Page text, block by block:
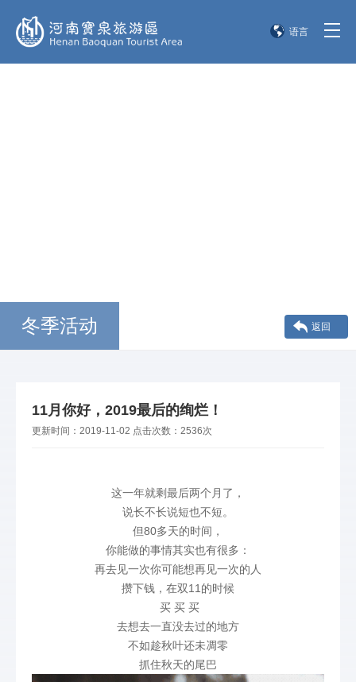
语言
冬季活动 返回
11月你好，2019最后的绚烂！
更新时间： 2019-11-02 点击次数： 2536次
这一年就剩最后两个月了，
说长不长说短也不短。
但80多天的时间，
你能做的事情其实也有很多：
再去见一次你可能想再见一次的人
攒下钱，在双11的时候
买 买 买
去想去一直没去过的地方
不如趁秋叶还未凋零
抓住秋天的尾巴